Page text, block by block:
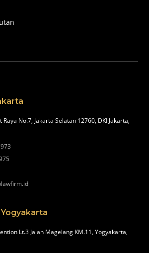
Raya No.7, Jakarta Selatan 12760, DKI Jakarta,
Lt.3 Jalan Magelang KM.11, Yogyakarta,